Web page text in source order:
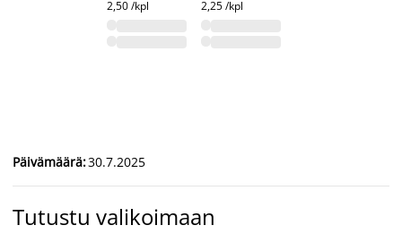
2,50 /kpl
2,25 /kpl
Päivämäärä:30.7.2025
Tutustu valikoimaan